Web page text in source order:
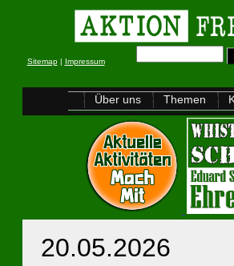
Sitemap| Impressum
Über uns Themen
20.05.2026